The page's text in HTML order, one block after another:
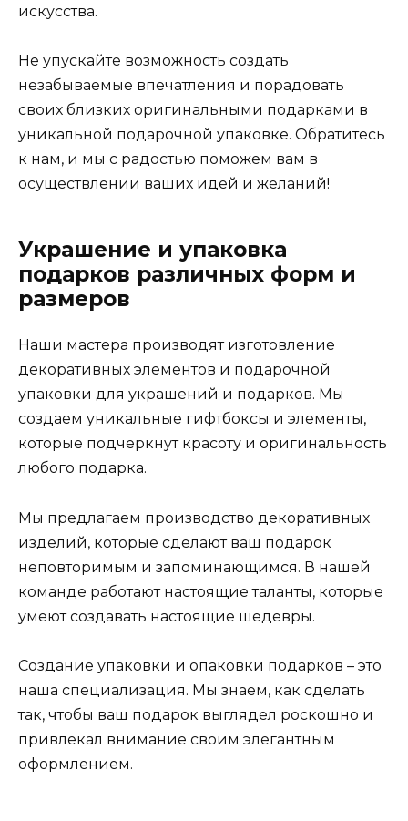
искусства.
Не упускайте возможность создать
незабываемые впечатления и порадовать
своих близких оригинальными подарками в
уникальной подарочной упаковке. Обратитесь
к нам, и мы с радостью поможем вам в
осуществлении ваших идей и желаний!
Украшение и упаковка
подарков различных форм и
размеров
Наши мастера производят изготовление
декоративных элементов и подарочной
упаковки для украшений и подарков. Мы
создаем уникальные гифтбоксы и элементы,
которые подчеркнут красоту и оригинальность
любого подарка.
Мы предлагаем производство декоративных
изделий, которые сделают ваш подарок
неповторимым и запоминающимся. В нашей
команде работают настоящие таланты, которые
умеют создавать настоящие шедевры.
Создание упаковки и опаковки подарков – это
наша специализация. Мы знаем, как сделать
так, чтобы ваш подарок выглядел роскошно и
привлекал внимание своим элегантным
оформлением.